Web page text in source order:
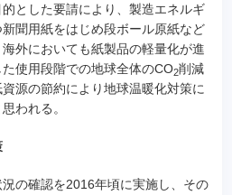
とした要請により、製造エネルギ
聞用紙をはじめ段ボール原紙など
外においても紙製品の軽量化が進
使用段階での地球全体のCO2削減
源の節約により地球温暖化対策に
われる。
の確認を2016年頃に実施し、その